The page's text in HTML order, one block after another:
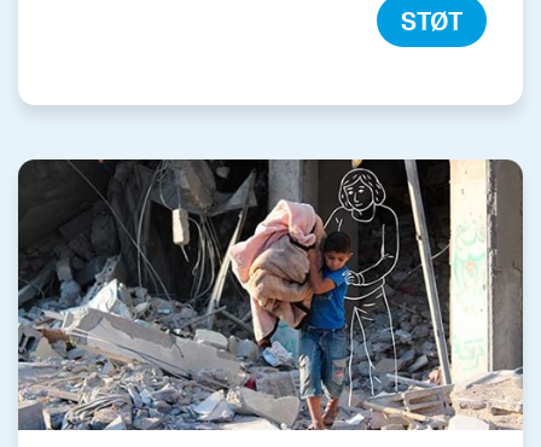
STØT